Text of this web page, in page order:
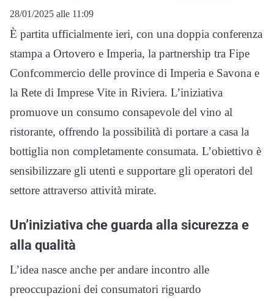
28/01/2025 alle 11:09
È partita ufficialmente ieri, con una doppia conferenza
stampa a Ortovero e Imperia, la partnership tra Fipe
Confcommercio delle province di Imperia e Savona e
la Rete di Imprese Vite in Riviera. L’iniziativa
promuove un consumo consapevole del vino al
ristorante, offrendo la possibilità di portare a casa la
bottiglia non completamente consumata. L’obiettivo è
sensibilizzare gli utenti e supportare gli operatori del
settore attraverso attività mirate.
Un’iniziativa che guarda alla sicurezza e
alla qualità
L’idea nasce anche per andare incontro alle
preoccupazioni dei consumatori riguardo